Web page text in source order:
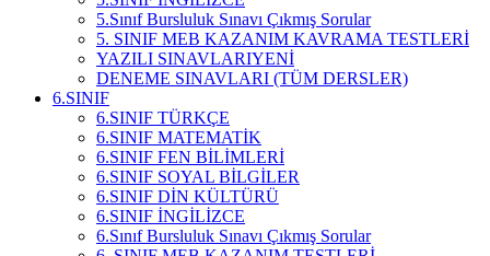
5.Sınıf Bursluluk Sınavı Çıkmış Sorular
5. SINIF MEB KAZANIM KAVRAMA TESTLERİ
YAZILI SINAVLARIYENİ
DENEME SINAVLARI (TÜM DERSLER)
6.SINIF
6.SINIF TÜRKÇE
6.SINIF MATEMATİK
6.SINIF FEN BİLİMLERİ
6.SINIF SOYAL BİLGİLER
6.SINIF DİN KÜLTÜRÜ
6.SINIF İNGİLİZCE
6.Sınıf Bursluluk Sınavı Çıkmış Sorular